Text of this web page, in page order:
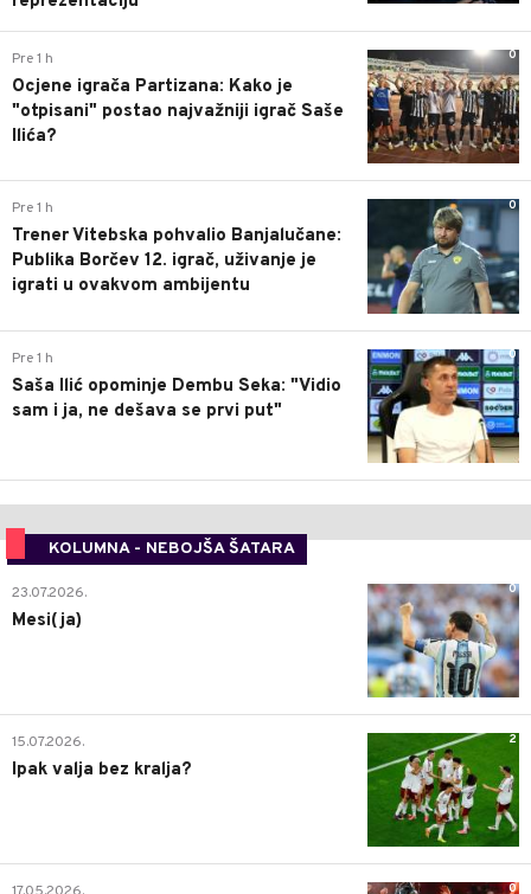
0
Pre 1 h
Ocjene igrača Partizana: Kako je
"otpisani" postao najvažniji igrač Saše
Ilića?
0
Pre 1 h
Trener Vitebska pohvalio Banjalučane:
Publika Borčev 12. igrač, uživanje je
igrati u ovakvom ambijentu
0
Pre 1 h
Saša Ilić opominje Dembu Seka: "Vidio
sam i ja, ne dešava se prvi put"
KOLUMNA - NEBOJŠA ŠATARA
0
23.07.2026.
Mesi(ja)
2
15.07.2026.
Ipak valja bez kralja?
0